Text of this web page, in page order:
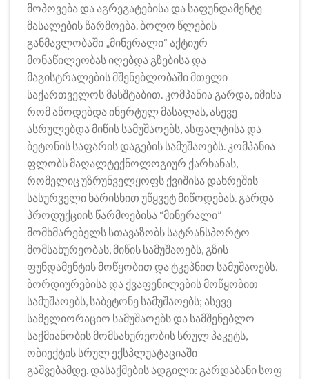
მოპოვება და აგრეგატებისა და საფუნდამენტე
მასალების წარმოება. ბოლო წლების
განმავლობაში „მინერალი“ აქტიურ
მონაწილეობას იღებდა გზებისა და
მაგისტრალების მშენებლობაში მთელი
საქართველოს მასშტაბით. კომპანია გარდა, იმისა
რომ აწოდებდა ინერტულ მასალას, ასევე
ასრულებდა მიწის სამუშაოებს, ასფალტისა და
ბეტონის საფარის დაგების სამუშაოებს. კომპანია
ფლობს მაღალტექნოლოგიურ ქარხანას,
რომელიც უზრუნველყოფს ქვიშისა დახრეშის
სასურველი ხარისხით უწყვეტ მიწოდებას. გარდა
პროდუქციის წარმოებისა “მინერალი”
მომხმარებელს სთავაზობს სატრანსპორტო
მომსახურეობას, მიწის სამუშაოებს, გზის
ფუნდამენტის მოწყობით და ტკეპნით სამუშაოებს,
ბორდიურებისა და ქვაფენილების მოწყობით
სამუშაოებს, საბეტონე სამუშაოებს; ასევე
სამელიორაციო სამუშაოებს და სამშენებლო
საქმიანობის მომსახურეობის სრულ პაკეტს,
ობიექტის სრულ ექსპლუატაციაში
გაშვებამდე. დასაქმების ადგილი: გარდაბანი სოფ